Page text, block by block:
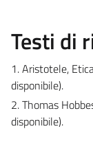
Testi di
1. Aristotele,
disponibile).
2. Thomas
disponibile).